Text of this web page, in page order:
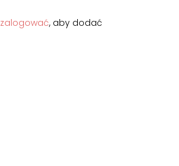
zalogować, aby dodać